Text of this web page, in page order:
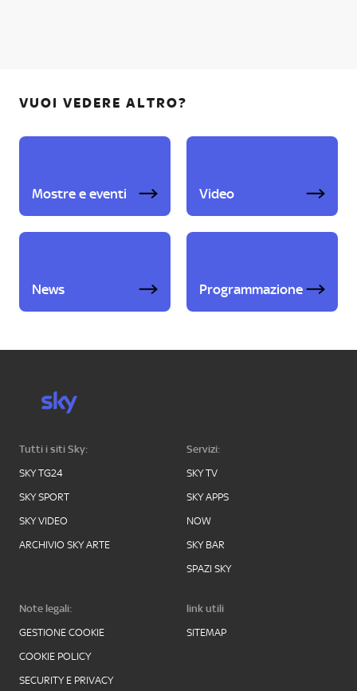
VUOI VEDERE ALTRO?
Mostre e eventi Video
News Programmazione
Tutti i siti Sky:
SKY TG24
SKY SPORT
SKY VIDEO
ARCHIVIO SKY ARTE
Servizi:
SKY TV
SKY APPS
NOW
SKY BAR
SPAZI SKY
Note legali:
GESTIONE COOKIE
COOKIE POLICY
SECURITY E PRIVACY
link utili
SITEMAP